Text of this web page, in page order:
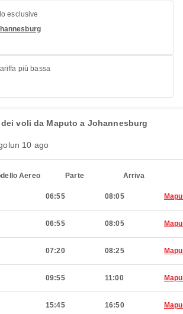
esclusive
più bassa
voli da Maputo a Johannesburg
lun 10 ago
Aereo Parte Arriva
06:55 08:05
06:55 08:05
07:20 08:25
09:55 11:00
15:45 16:50